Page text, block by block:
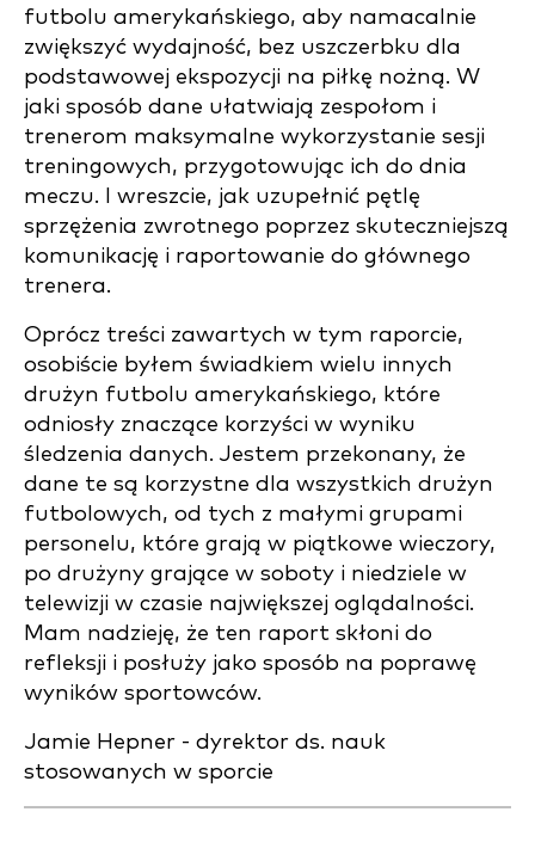
futbolu amerykańskiego, aby namacalnie
zwiększyć wydajność, bez uszczerbku dla
podstawowej ekspozycji na piłkę nożną. W
jaki sposób dane ułatwiają zespołom i
trenerom maksymalne wykorzystanie sesji
treningowych, przygotowując ich do dnia
meczu. I wreszcie, jak uzupełnić pętlę
sprzężenia zwrotnego poprzez skuteczniejszą
komunikację i raportowanie do głównego
trenera.
Oprócz treści zawartych w tym raporcie,
osobiście byłem świadkiem wielu innych
drużyn futbolu amerykańskiego, które
odniosły znaczące korzyści w wyniku
śledzenia danych. Jestem przekonany, że
dane te są korzystne dla wszystkich drużyn
futbolowych, od tych z małymi grupami
personelu, które grają w piątkowe wieczory,
po drużyny grające w soboty i niedziele w
telewizji w czasie największej oglądalności.
Mam nadzieję, że ten raport skłoni do
refleksji i posłuży jako sposób na poprawę
wyników sportowców.
Jamie Hepner - dyrektor ds. nauk
stosowanych w sporcie